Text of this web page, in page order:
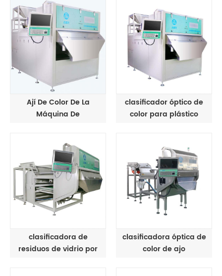
Ají De Color De La
Máquina De
clasificador óptico de
color para plástico
clasificadora de
residuos de vidrio por
clasificadora óptica de
color de ajo